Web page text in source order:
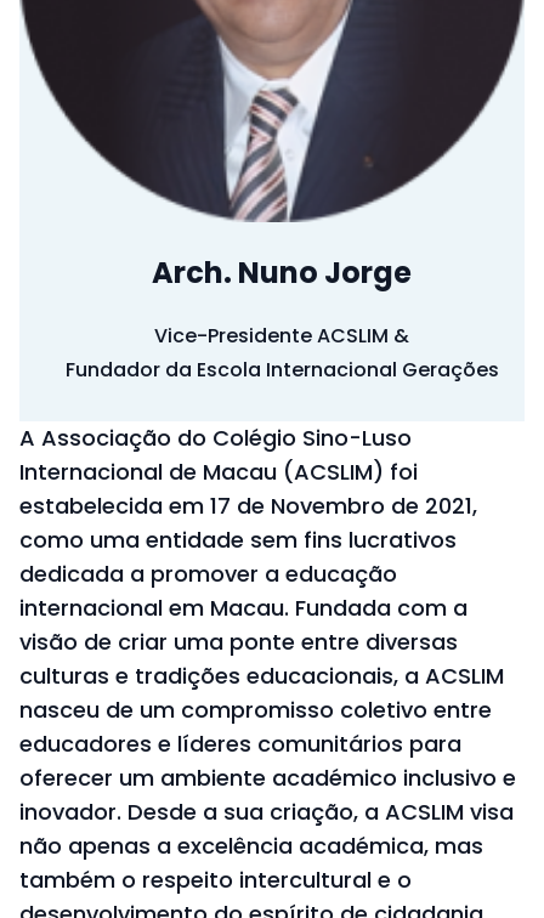
Arch. Nuno Jorge
Vice-Presidente ACSLIM &
Fundador da Escola Internacional Gerações
A Associação do Colégio Sino-Luso
Internacional de Macau (ACSLIM) foi
estabelecida em 17 de Novembro de 2021,
como uma entidade sem fins lucrativos
dedicada a promover a educação
internacional em Macau. Fundada com a
visão de criar uma ponte entre diversas
culturas e tradições educacionais, a ACSLIM
nasceu de um compromisso coletivo entre
educadores e líderes comunitários para
oferecer um ambiente académico inclusivo e
inovador. Desde a sua criação, a ACSLIM visa
não apenas a excelência académica, mas
também o respeito intercultural e o